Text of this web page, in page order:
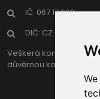
IČ: 067 17 969
DIČ: CZ 067 17 969
Veškerá komunikace
důvěrnou komnuikací